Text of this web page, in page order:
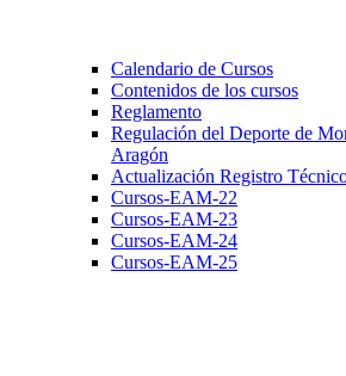
Calendario de Cursos
Contenidos de los cursos
Reglamento
Regulación del Deporte de
Aragón
Actualización Registro
Cursos-EAM-22
Cursos-EAM-23
Cursos-EAM-24
Cursos-EAM-25